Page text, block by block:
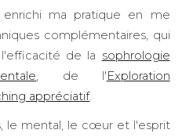
ma pratique en me
complémentaires, qui
de la sophrologie
, de l'Exploration
appréciatif.
le mental, le cœur et l'esprit